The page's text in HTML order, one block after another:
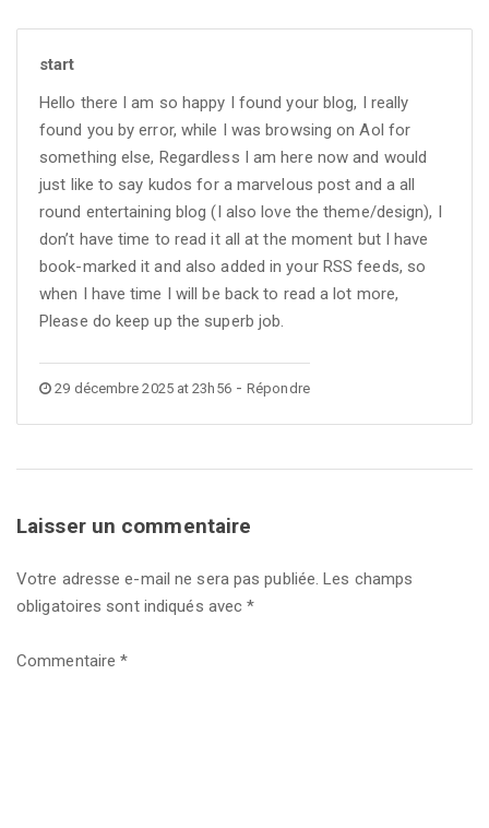
start
Hello there I am so happy I found your blog, I really
found you by error, while I was browsing on Aol for
something else, Regardless I am here now and would
just like to say kudos for a marvelous post and a all
round entertaining blog (I also love the theme/design), I
don’t have time to read it all at the moment but I have
book-marked it and also added in your RSS feeds, so
when I have time I will be back to read a lot more,
Please do keep up the superb job.
29 décembre 2025 at 23h56-Répondre
Laisser un commentaire
Votre adresse e-mail ne sera pas publiée. Les champs
obligatoires sont indiqués avec*
Commentaire*